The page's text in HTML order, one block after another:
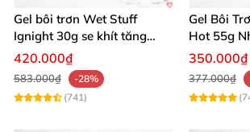
Pjur Back Door Gel hậu môn 2ml
mở ra những phút giây đam mê, tự
Đừng chần chừ nữa –
mua ngay
tôiđể cảm nhận sự khác biệt siêu việt!
Gel bôi trơn Wet Stuff
Ignight 30g se khít tăng
khoái cảm nữ hiệu quả
420.000₫
583.000₫
-28%
(741)
Gel Bôi
Hot 55g
khoái cảm
350.000₫
377.000₫